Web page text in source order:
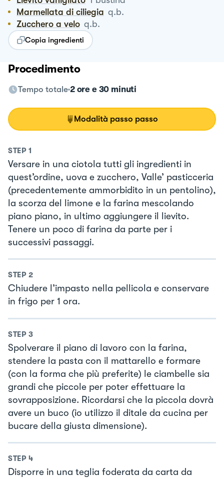
Marmellata di ciliegia q.b.
Zucchero a velo q.b.
Copia ingredienti
Procedimento
Tempo totale 2 ore e 30 minuti
Modalità passo passo
STEP 1
Versare in una ciotola tutti gli ingredienti in
quest’ordine, uova e zucchero, Valle’ pasticceria
(precedentemente ammorbidito in un pentolino),
la scorza del limone e la farina mescolando
piano piano, in ultimo aggiungere il lievito.
Tenere un poco di farina da parte per i
successivi passaggi.
STEP 2
Chiudere l’impasto nella pellicola e conservare
in frigo per 1 ora.
STEP 3
Spolverare il piano di lavoro con la farina,
stendere la pasta con il mattarello e formare
(con la forma che più preferite) le ciambelle sia
grandi che piccole per poter effettuare la
sovrapposizione. Ricordarsi che la piccola dovrà
avere un buco (io utilizzo il ditale da cucina per
bucare della giusta dimensione).
STEP 4
Disporre in una teglia foderata da carta da